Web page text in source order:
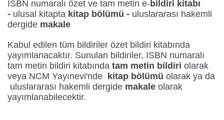
ISBN numaralı özet ve tam metin e-bildiri kitabı
- ulusal kitapta kitap bölümü - uluslararası hakemli
dergide makale
Kabul edilen tüm bildiriler özet bildiri kitabında
yayımlanacaktır. Sunulan bildiriler, ISBN numaralı
tam metin bildiri kitabında tam metin bildiri olarak
veya NCM Yayınevi'nde
kitap bölümü olarak ya da
uluslararası hakemli dergide makale olarak
yayımlanabilecektir.